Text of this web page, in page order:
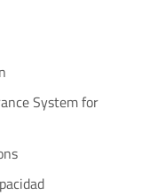
System for